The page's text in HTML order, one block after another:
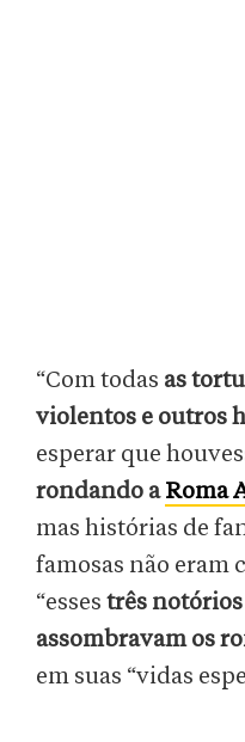
“Com todas as
violentos e outros
esperar que
rondando aRoma
mas histórias de
famosas não eram
“esses três
assombravam os
em suas “vidas